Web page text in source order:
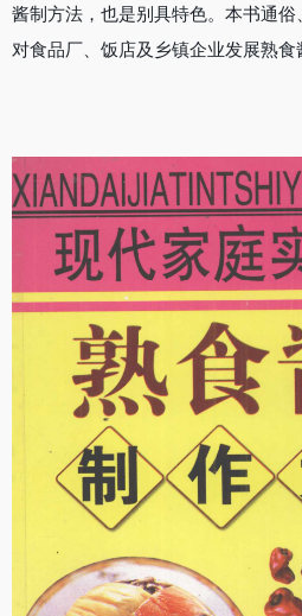
酱制方法，也是别具特色。本书通
对食品厂、饭店及乡镇企业发展熟食